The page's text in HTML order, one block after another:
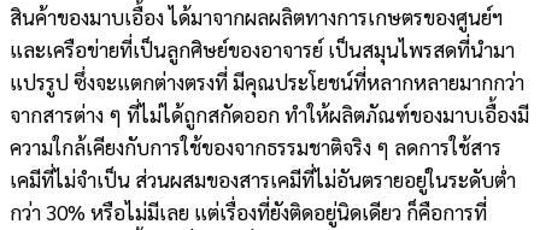
สินค้าของมาบเอื้อง ได้มาจากผลผลิตทางการเกษตรของศูนย์ฯ
และเครือข่ายที่เป็นลูกศิษย์ของอาจารย์ เป็นสมุนไพรสดที่นำมา
แปรรูป ซึ่งจะแตกต่างตรงที่ มีคุณประโยชน์ที่หลากหลายมากกว่า
จากสารต่าง ๆ ที่ไม่ได้ถูกสกัดออก ทำให้ผลิตภัณฑ์ของมาบเอื้องมี
ความใกล้เคียงกับการใช้ของจากธรรมชาติจริง ๆ ลดการใช้สาร
เคมีที่ไม่จำเป็น ส่วนผสมของสารเคมีที่ไม่อันตรายอยู่ในระดับต่ำ
กว่า 30% หรือไม่มีเลย แต่เรื่องที่ยังติดอยู่นิดเดียว ก็คือการที่